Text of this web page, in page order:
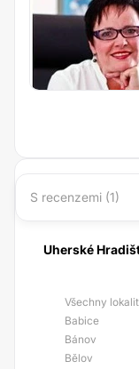
S recenzemi (1)
Uherské
Všechny
Babice
Bánov
Bělov